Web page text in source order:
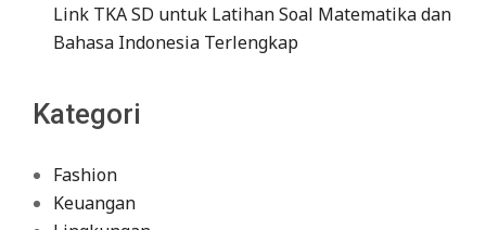
Link TKA SD untuk Latihan Soal Matematika dan
Bahasa Indonesia Terlengkap
Kategori
Fashion
Keuangan